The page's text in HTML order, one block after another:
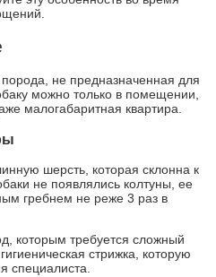
не предназначенная для
можно только в помещении,
малогабаритная квартира.
шерсть, которая склонна к
не появлялись колтуны, ее
гребнем не реже 3 раз в
которым требуется сложный
стрижка, которую
специалиста.